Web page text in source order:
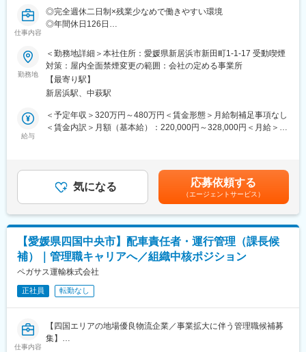
■当社の魅力ポイント：
《1》四国の未来を支える
中、四国のインフラを支える当社では、地域とともに成長し、
「訪れたい・暮らしたいと感じる、にぎわいとおもてなしにあふ
れる四国」の未来を作っていくため、重要な役割を担っていま
す。
働き方においては年間休日120日、長期休暇も充実しており、平
均月残業は15.6時間、有給休暇平均取得率は87.9％と平均よりも
して様々な事業展開に取り組んでおり、主力となる鉄道事業にお
いては、ダイヤ改正やチケットアプリ導入による利便性の向上、
ICTも活用した省力化・省人化を図ることで更なる事業拡大を目指
しています。
変更の範囲：会社の定める業務
仕事内容
◎完全週休二日制×残業少なめで働きやすい環境
◎年間休日126日
■仕事の概要：
お預かりする荷物の量などに応じて、運ぶ船や港を選定します。
荷主の方とのやり取りを通してコミュニケーションスキルや調整
力が培われます。
■仕事内容:
自社運航船舶の運航管理
・入出港・荷役作業の手配
・実績集計と請求業務
同社の歴史は1894年、別子銅山の御用達として初代青野重松氏が
銅山に働く人々の生活物資を供給していくことを目的に「青野回
漕店」を創業したことに始まります。以来、事業を通じて広く社
会に奉仕・貢献していくことを社訓とし着実な歩みを積み重ね、
当地にあって124年もの歴史を刻み続ける「老舗の名門企業」で
す。また内航海運業界にあっては、とりわけ「特殊タンク船輸送
のパイオニア」としても大きな存在感を持ち、地元の住友金属鉱
山・住友化学を始めとする大手企業のパートナーとして海上輸
送、船舶代理店業務および港湾荷役業務の重責を担っています。
さらに近年は、外航海運事業に本格進出しており、積極的な活動
勤務地
＜勤務地詳細＞本社住所：愛媛県新居浜市新田町1-1-17 受動喫煙
対策：屋内全面禁煙変更の範囲：会社の定める事業所
【最寄り駅】
新居浜駅、中萩駅
給与
＜予定年収＞320万円～480万円＜賃金形態＞月給制補足事項なし
＜賃金内訳＞月額（基本給）：220,000円～328,000円＜月給＞
も目安の金額であり、選考を通じて上下する可能性があります。
月給(月額)は固定手当を含めた表記です。
気になる 応募依頼する
（エージェントサービス）
【愛媛県四国中央市】配車責任者・運行管理（課長候
補）｜管理職キャリアへ／組織中核ポジション
ペガサス運輸株式会社
正社員 転勤なし
仕事内容
【四国エリアの地場優良物流企業／事業拡大に伴う管理職候補募
集】